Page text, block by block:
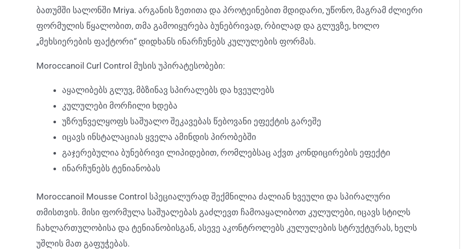
ბათუმში სალონში Mriya. არგანის ზეთითა და პროტეინებით მდიდარი, უწონო, მაგრამ ძლიერი
ფორმულის წყალობით, თმა გამოიყურება ბუნებრივად, რბილად და გლუვზე, ხოლო
„მეხსიერების ფაქტორი“ დიდხანს ინარჩუნებს კულულების ფორმას.
Moroccanoil Curl Control მუსის უპირატესობები:
აყალიბებს გლუვ, მბზინავ სპირალებს და ხვეულებს
კულულები მორჩილი ხდება
უზრუნველყოფს საშუალო შეკავებას წებოვანი ეფექტის გარეშე
იცავს ინსტალაციას ყველა ამინდის პირობებში
გაჯერებულია ბუნებრივი ლიპიდებით, რომლებსაც აქვთ კონდიცირების ეფექტი
ინარჩუნებს ტენიანობას
Moroccanoil Mousse Control სპეციალურად შექმნილია ძალიან ხვეული და სპირალური
თმისთვის. მისი ფორმულა საშუალებას გაძლევთ ჩამოაყალიბოთ კულულები, იცავს სტილს
ჩახლართულობისა და ტენიანობისგან, ასევე აკონტროლებს კულულების სტრუქტურას, ხელს
უშლის მათ გაფუჭებას.